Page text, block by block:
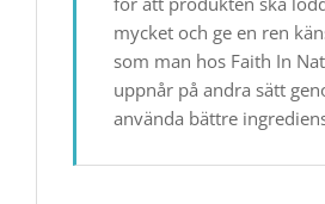
mycket och ge en ren
som man hos Faith In
uppnår på andra sätt
använda bättre